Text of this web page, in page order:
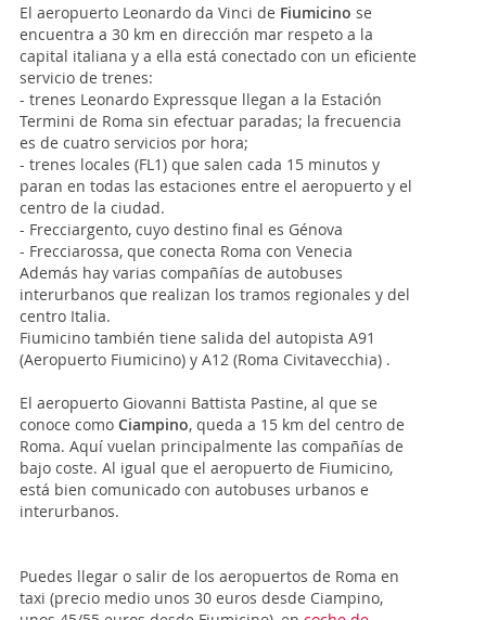
El aeropuerto Leonardo da Vinci de Fiumicino se
encuentra a 30 km en dirección mar respeto a la
capital italiana y a ella está conectado con un eficiente
servicio de trenes:
- trenes Leonardo Expressque llegan a la Estación
Termini de Roma sin efectuar paradas; la frecuencia
es de cuatro servicios por hora;
- trenes locales (FL1) que salen cada 15 minutos y
paran en todas las estaciones entre el aeropuerto y el
centro de la ciudad.
- Frecciargento, cuyo destino final es Génova
- Frecciarossa, que conecta Roma con Venecia
Además hay varias compañías de autobuses
interurbanos que realizan los tramos regionales y del
centro Italia.
Fiumicino también tiene salida del autopista A91
(Aeropuerto Fiumicino) y A12 (Roma Civitavecchia) .
El aeropuerto Giovanni Battista Pastine, al que se
conoce como Ciampino, queda a 15 km del centro de
Roma. Aquí vuelan principalmente las compañías de
bajo coste. Al igual que el aeropuerto de Fiumicino,
está bien comunicado con autobuses urbanos e
interurbanos.
Puedes llegar o salir de los aeropuertos de Roma en
taxi (precio medio unos 30 euros desde Ciampino,